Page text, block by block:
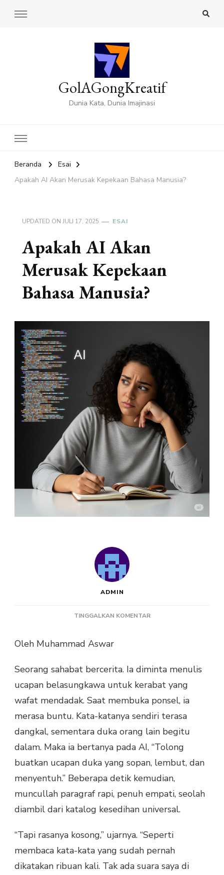
GolAGongKreatif
Dunia Kata, Dunia Imajinasi
Beranda
Esai
Apakah AI Akan Merusak Kepekaan Bahasa Manusia?
UPDATED ON JULI 17, 2025 ESAI
Apakah AI Akan
Merusak Kepekaan
Bahasa Manusia?
ADMIN
TINGGALKAN KOMENTARPADA
KEPEKAAN
MANUSIA?
Oleh Muhammad Aswar
Seorang sahabat bercerita. Ia diminta menulis
ucapan belasungkawa untuk kerabat yang
wafat mendadak. Saat membuka ponsel, ia
merasa buntu. Kata-katanya sendiri terasa
dangkal, sementara duka orang lain begitu
dalam. Maka ia bertanya pada AI, “Tolong
buatkan ucapan duka yang sopan, lembut, dan
menyentuh.” Beberapa detik kemudian,
muncullah paragraf rapi, penuh empati, seolah
diambil dari katalog kesedihan universal.
“Tapi rasanya kosong,” ujarnya. “Seperti
membaca kata-kata yang sudah pernah
dikatakan ribuan kali. Tak ada suara saya di